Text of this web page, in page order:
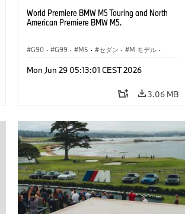
World Premiere BMW M5 Touring and North
American Premiere BMW M5.
G90 · G99 · M5 · セダン · M モデル ·
Mon Jun 29 05:13:01 CEST 2026
3.06 MB